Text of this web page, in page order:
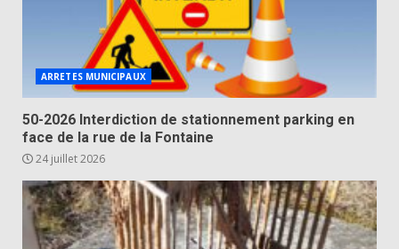
ARRETES MUNICIPAUX
50-2026 Interdiction de stationnement parking en
face de la rue de la Fontaine
24 juillet 2026